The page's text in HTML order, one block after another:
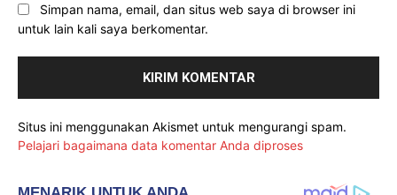
Simpan nama, email, dan situs web saya di browser ini
untuk lain kali saya berkomentar.
Situs ini menggunakan Akismet untuk mengurangi spam.
Pelajari bagaimana data komentar Anda diproses